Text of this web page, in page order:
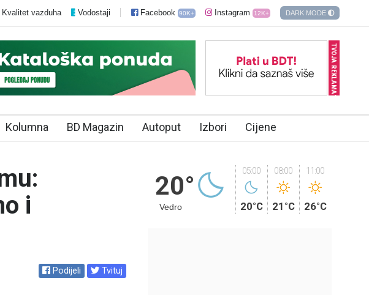
Kvalitet vazduha Vodostaji Facebook 90K+ Instagram 12K+ DARK MODE
TVOJA REKLAMA?
Kolumna BD Magazin Autoput Izbori Cijene
i
Podijeli Tvituj
20° 05:00
20°C
08:00
21°C
11:00
26°C
Vedro